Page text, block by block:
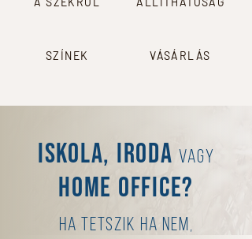
SZÍNEK VÁSÁRLÁS
Iskola, irodavagy
home office?
Ha tetszik ha nem,